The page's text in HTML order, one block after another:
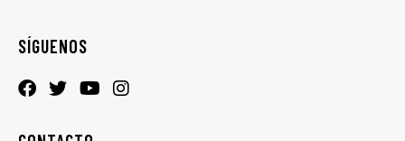
SÍGUENOS